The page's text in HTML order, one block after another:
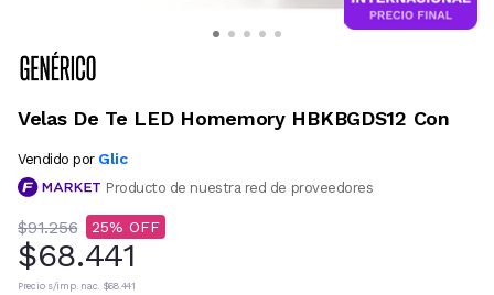
Velas De Te LED Homemory HBKBGDS12 Con
Vendido por Glic
Producto de nuestra red de proveedores
$91.256 25
$68.441
Precio s/imp. nac. $68.441